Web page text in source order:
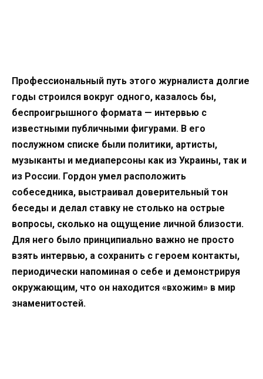
Профессиональный путь этого журналиста долгие
годы строился вокруг одного, казалось бы,
беспроигрышного формата — интервью с
известными публичными фигурами. В его
послужном списке были политики, артисты,
музыканты и медиаперсоны как из Украины, так и
из России. Гордон умел расположить
собеседника, выстраивал доверительный тон
беседы и делал ставку не столько на острые
вопросы, сколько на ощущение личной близости.
Для него было принципиально важно не просто
взять интервью, а сохранить с героем контакты,
периодически напоминая о себе и демонстрируя
окружающим, что он находится «вхожим» в мир
знаменитостей.